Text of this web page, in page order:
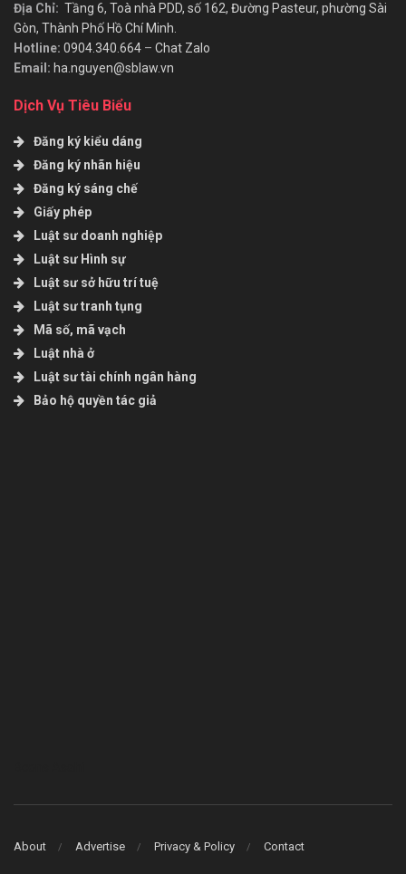
Địa Chỉ: Tầng 6, Toà nhà PDD, số 162, Đường Pasteur, phường Sài
Gòn, Thành Phố Hồ Chí Minh.
Hotline: 0904.340.664 – Chat Zalo
Email: ha.nguyen@sblaw.vn
Dịch Vụ Tiêu Biểu
Đăng ký kiểu dáng
Đăng ký nhãn hiệu
Đăng ký sáng chế
Giấy phép
Luật sư doanh nghiệp
Luật sư Hình sự
Luật sư sở hữu trí tuệ
Luật sư tranh tụng
Mã số, mã vạch
Luật nhà ở
Luật sư tài chính ngân hàng
Bảo hộ quyền tác giả
About Advertise Privacy & Policy Contact